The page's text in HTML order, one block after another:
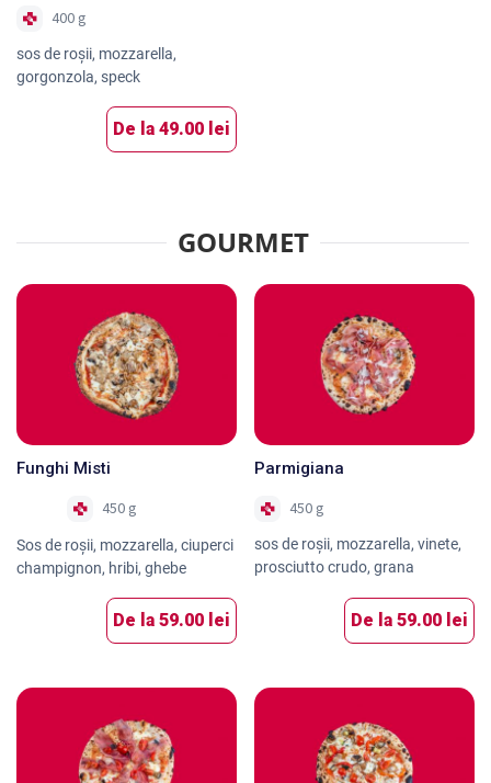
400 g
sos de roșii, mozzarella,
gorgonzola, speck
De la 49.00 lei
GOURMET
Funghi Misti
450 g
Sos de roşii, mozzarella, ciuperci
champignon, hribi, ghebe
De la 59.00 lei
Parmigiana
450 g
sos de roșii, mozzarella, vinete,
prosciutto crudo, grana
De la 59.00 lei